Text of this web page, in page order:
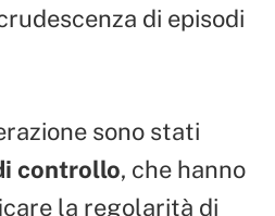
di episodi
sono stati
controllo, che hanno
la regolarità di